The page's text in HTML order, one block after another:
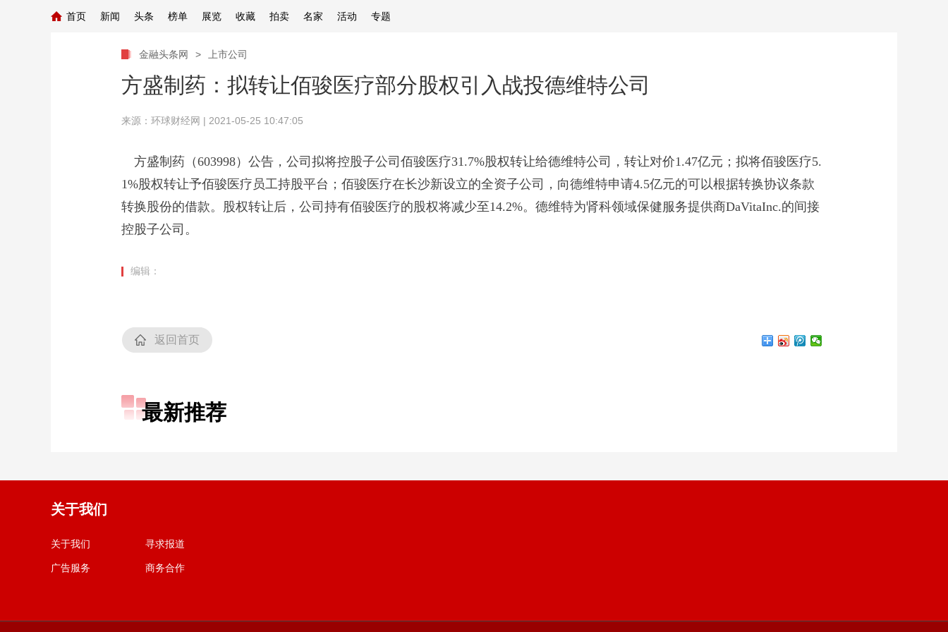
首页 新闻 头条 榜单 展览 收藏 拍卖 名家 活动 专题
金融头条网 > 上市公司
方盛制药：拟转让佰骏医疗部分股权引入战投德维特公司
来源： 环球财经网 | 2021-05-25 10:47:05
方盛制药（603998）公告，公司拟将控股子公司佰骏医疗31.7%股权转让给德维特公司，转让对价1.47亿元；拟将佰骏医疗5.
1%股权转让予佰骏医疗员工持股平台；佰骏医疗在长沙新设立的全资子公司，向德维特申请4.5亿元的可以根据转换协议条款
转换股份的借款。股权转让后，公司持有佰骏医疗的股权将减少至14.2%。德维特为肾科领域保健服务提供商DaVitaInc.的间接
控股子公司。
编辑：
返回首页
最新推荐
关于我们
关于我们 寻求报道
广告服务 商务合作